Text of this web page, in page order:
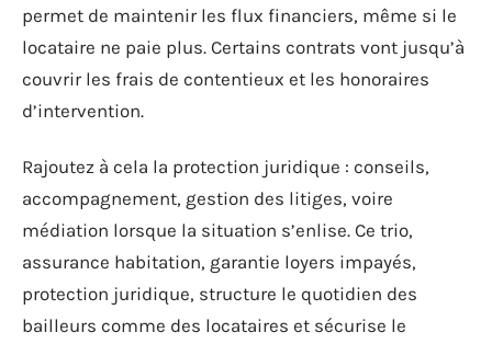
permet de maintenir les flux financiers, même si le
locataire ne paie plus. Certains contrats vont jusqu’à
couvrir les frais de contentieux et les honoraires
d’intervention.
Rajoutez à cela la protection juridique : conseils,
accompagnement, gestion des litiges, voire
médiation lorsque la situation s’enlise. Ce trio,
assurance habitation, garantie loyers impayés,
protection juridique, structure le quotidien des
bailleurs comme des locataires et sécurise le